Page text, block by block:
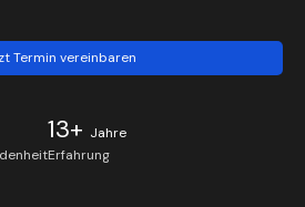
Termin vereinbaren
13+ Jahre
Erfahrung